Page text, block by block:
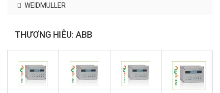
WEIDMULLER
THƯƠNG HIÊU: ABB